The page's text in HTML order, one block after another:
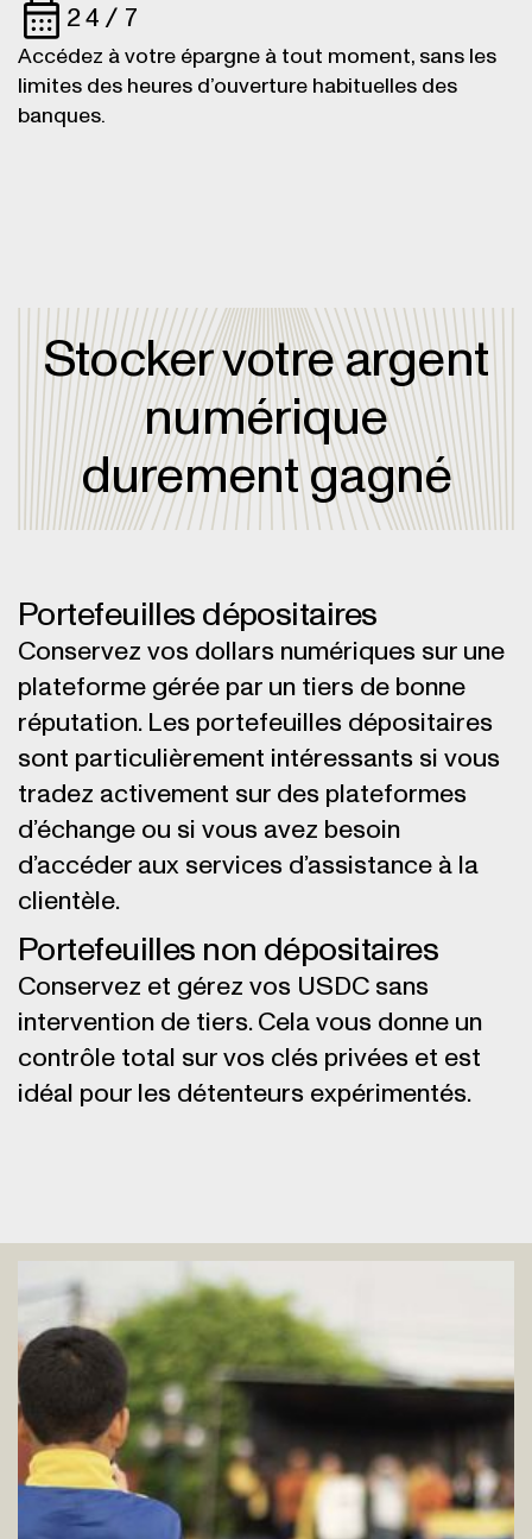
24/7
Accédez à votre épargne à tout moment, sans les
limites des heures d’ouverture habituelles des
banques.
Stocker votre argent
numérique
durement gagné
Portefeuilles dépositaires
Conservez vos dollars numériques sur une
plateforme gérée par un tiers de bonne
réputation. Les portefeuilles dépositaires
sont particulièrement intéressants si vous
tradez activement sur des plateformes
d’échange ou si vous avez besoin
d’accéder aux services d’assistance à la
clientèle.
Portefeuilles non dépositaires
Conservez et gérez vos USDC sans
intervention de tiers. Cela vous donne un
contrôle total sur vos clés privées et est
idéal pour les détenteurs expérimentés.